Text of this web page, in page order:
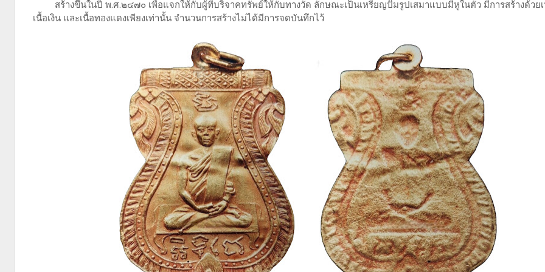
สร้างขึ้นในปี พ.ศ.๒๔๗๐ เพื่อแจกให้กับผู้ที่บริจาคทรัพย์ให้กับทางวัด ลักษณะเป็นเหรียญปั๊มรูปเสมาแบบมีหูในตัว มีการสร้างด้วย
เนื้อเงิน และเนื้อทองแดงเพียงเท่านั้น จำนวนการสร้างไม่ได้มีการจดบันทึกไว้